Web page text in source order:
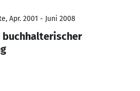
Apr. 2001 - Juni 2008